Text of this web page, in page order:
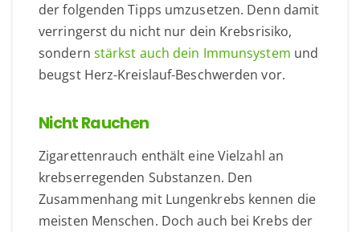
der folgenden Tipps umzusetzen. Denn damit
verringerst du nicht nur dein Krebsrisiko,
sondern stärkst auch dein Immunsystem und
beugst Herz-Kreislauf-Beschwerden vor.
Nicht Rauchen
Zigarettenrauch enthält eine Vielzahl an
krebserregenden Substanzen. Den
Zusammenhang mit Lungenkrebs kennen die
meisten Menschen. Doch auch bei Krebs der